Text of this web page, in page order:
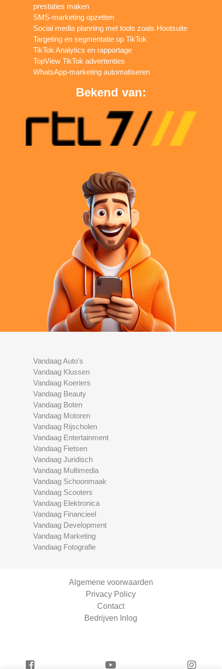
prestaties maken
SMS-marketing opzetten
Social media planning met tools zoals Hootsuite
Targeting en segmentatie op TikTok
TikTok Analytics en rapportage
TopView TikTok advertenties
WhatsApp-marketing automatiseren
Bekend van:
Vandaag Auto's
Vandaag Klussen
Vandaag Koeriers
Vandaag Beauty
Vandaag Boten
Vandaag Motoren
Vandaag Rijscholen
Vandaag Entertainment
Vandaag Fietsen
Vandaag Juridisch
Vandaag Multimedia
Vandaag Schoonmaak
Vandaag Scooters
Vandaag Elektronica
Vandaag Financieel
Vandaag Development
Vandaag Marketing
Vandaag Fotografie
Algemene voorwaarden
Privacy Policy
Contact
Bedrijven Inlog